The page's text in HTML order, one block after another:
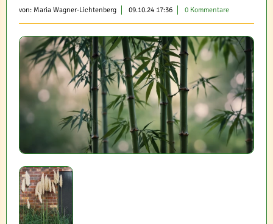
von: Maria Wagner-Lichtenberg 09.10.24 17:36 0 Kommentare